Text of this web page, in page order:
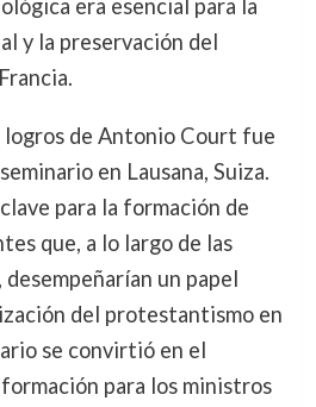
era esencial para la
y la preservación del
logros de Antonio Court fue
en Lausana, Suiza.
para la formación de
que, a lo largo de las
un papel
del protestantismo en
se convirtió en el
para los ministros